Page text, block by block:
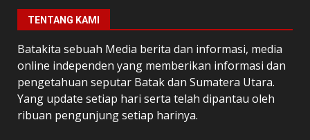
TENTANG KAMI
Batakita sebuah Media berita dan informasi, media
online independen yang memberikan informasi dan
pengetahuan seputar Batak dan Sumatera Utara.
Yang update setiap hari serta telah dipantau oleh
ribuan pengunjung setiap harinya.